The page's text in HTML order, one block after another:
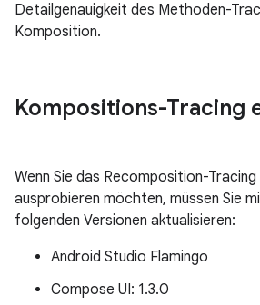
Detailgenauigkeit des Methoden-
Komposition.
Kompositions-Tracing
Wenn Sie das Recomposition-
ausprobieren möchten, müssen Sie
folgenden Versionen aktualisieren:
Android Studio Flamingo
Compose UI: 1.3.0